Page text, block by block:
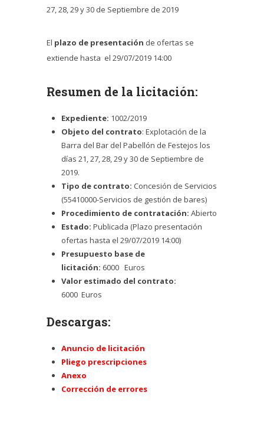
27, 28, 29 y 30 de Septiembre de 2019
El plazo de presentación de ofertas se
extiende hasta el 29/07/2019 14:00
Resumen de la licitación:
Expediente: 1002/2019
Objeto del contrato: Explotación de la
Barra del Bar del Pabellón de Festejos los
días 21, 27, 28, 29 y 30 de Septiembre de
2019.
Tipo de contrato: Concesión de Servicios
(55410000-Servicios de gestión de bares)
Procedimiento de contratación: Abierto
Estado: Publicada (Plazo presentación
ofertas hasta el 29/07/2019 14:00)
Presupuesto base de
licitación: 6000 Euros
Valor estimado del contrato:
6000 Euros
Descargas:
Anuncio de licitación
Pliego prescripciones
Anexo
Corrección de errores